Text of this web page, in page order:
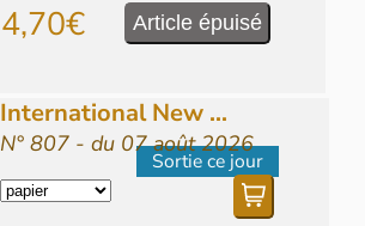
4,70€ Article épuisé
Sortie ce jour
International New ...
N° 807 - du 07 août 2026